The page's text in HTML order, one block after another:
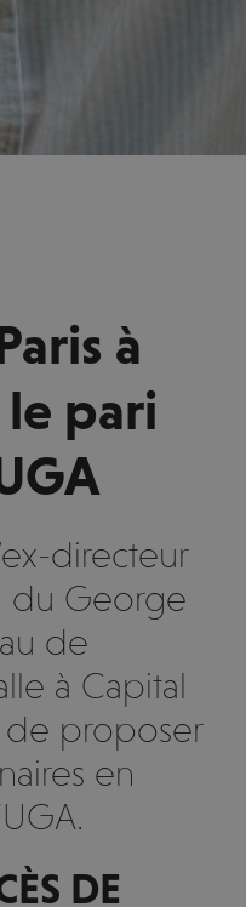
à
le pari
directeur
du George
de
à Capital
proposer
en
DE